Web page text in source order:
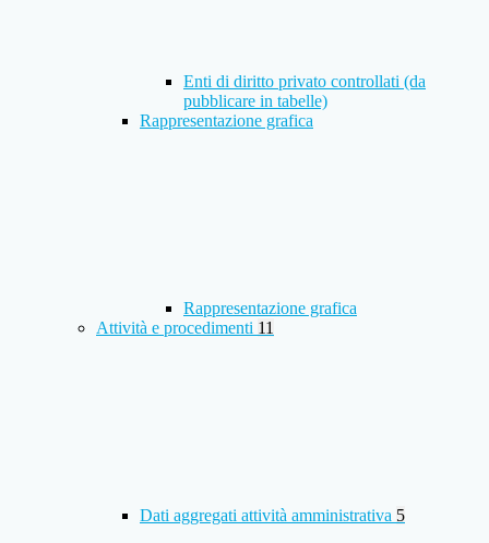
Enti di diritto privato controllati (da
pubblicare in tabelle)
Rappresentazione grafica
Rappresentazione grafica
Attività e procedimenti 11
Dati aggregati attività amministrativa 5